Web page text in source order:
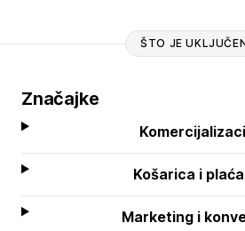
ŠTO JE
Značajke
Košarica i
Marketing i